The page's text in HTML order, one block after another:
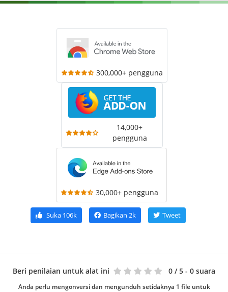
300,000+ pengguna
14,000+
pengguna
30,000+ pengguna
Suka106k Bagikan 2k Tweet
Beri penilaian untuk alat ini 0 / 5 - 0 suara
Anda perlu mengonversi dan mengunduh setidaknya 1 file untuk